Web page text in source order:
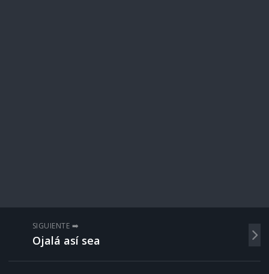
SIGUIENTE ➡️
Ojalá así sea